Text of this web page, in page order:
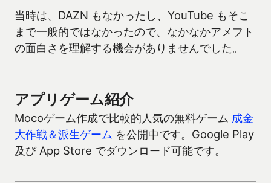
当時は、DAZN もなかったし、YouTube もそこ
まで一般的ではなかったので、なかなかアメフト
の面白さを理解する機会がありませんでした。
アプリゲーム紹介
Mocoゲーム作成で比較的人気の無料ゲーム 成金
大作戦＆派生ゲーム を公開中です。Google Play
及び App Store でダウンロード可能です。